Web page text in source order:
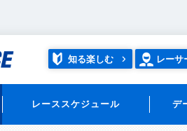
知る楽しむ レーサ
レーススケジュール デ